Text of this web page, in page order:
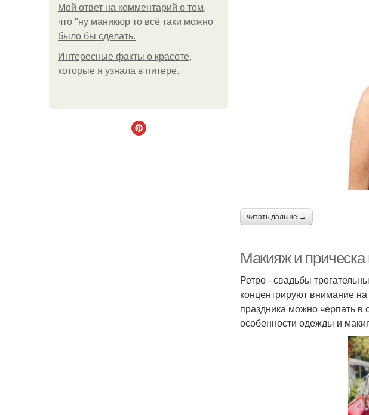
Мой ответ на комментарий о том,
что "ну маникюр то всё таки можно
было бы сделать.
Интересные факты о красоте,
которые я узнала в питере.
читать дальше →
Макияж и прическа
Ретро - свадьбы
концентрируют внимание
праздника можно черпать
особенности одежды и